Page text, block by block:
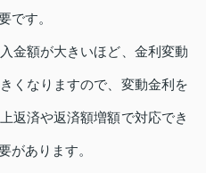
です。
金額が大きいほど、金利変動
くなりますので、変動金利を
返済や返済額増額で対応でき
があります。